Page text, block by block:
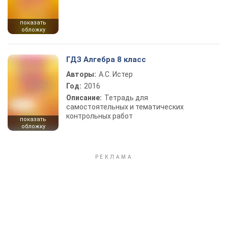
показать
обложку
показать
обложку
ГДЗ Алгебра 8 класс
Авторы: А.С. Истер
Год: 2016
Описание: Тетрадь для
самостоятельных и тематических
контрольных работ